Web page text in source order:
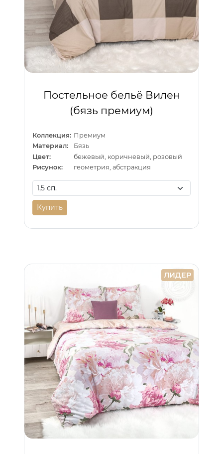
Постельное бельё Вилен
(бязь премиум)
Коллекция: Премиум
Материал:
Бязь
Цвет:
бежевый, коричневый, розовый
Рисунок:
геометрия, абстракция
Купить
ЛИДЕР